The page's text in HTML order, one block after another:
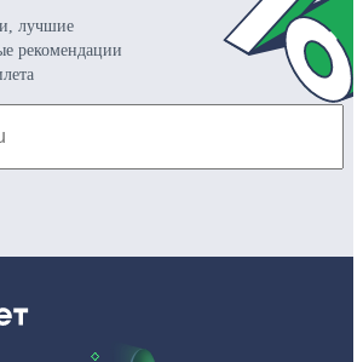
лучшие
рекомендации